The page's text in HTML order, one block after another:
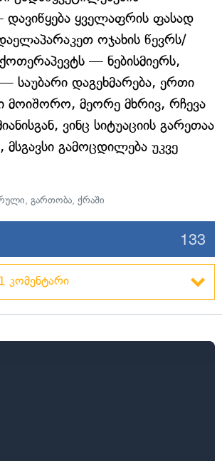
დავიწყება ყველაფრის ფასად
ოჯახის წევრს/
— ნებისმიერს,
საუბარი დაგეხმარება, ერთი
მოიშორო, მეორე მხრივ, რჩევა
ვინც სიტუაციის გარეთაა
გამოცდილება უკვე
, გართობა, ქრაში
133
კომენტარი